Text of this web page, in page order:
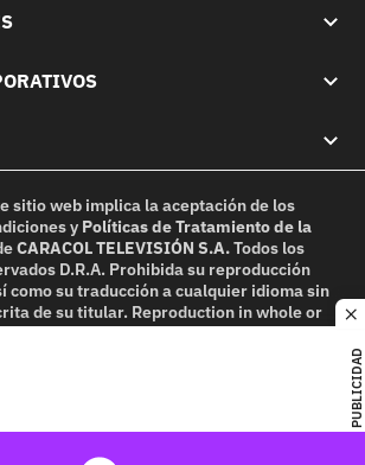
PUBLICIDAD
sitio web implica la aceptación de los
y Políticas de Tratamiento de la
CARACOL TELEVISIÓN S.A.Todos los
D.R.A. Prohibida su reproducción
como su traducción a cualquier idioma sin
de su titular. Reproduction in whole or
without written permission is